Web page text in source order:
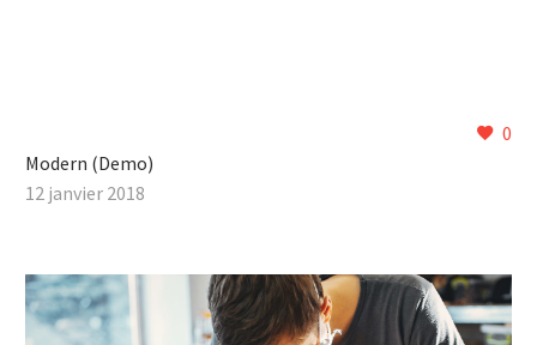
0
Modern (Demo)
12 janvier 2018